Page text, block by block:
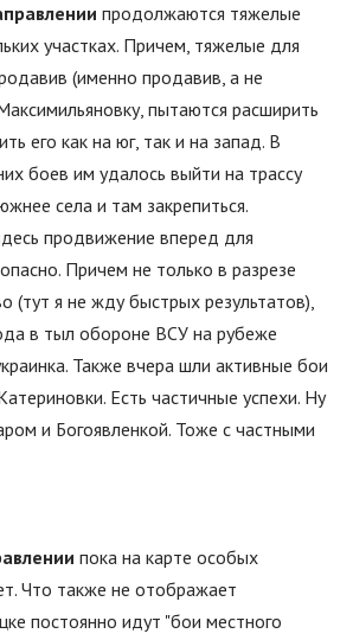
продолжаются тяжелые
участках. Причем, тяжелые для
(именно продавив, а не
пытаются расширить
его как на юг, так и на запад. В
боев им удалось выйти на трассу
села и там закрепиться.
продвижение вперед для
Причем не только в разрезе
(тут я не жду быстрых результатов),
в тыл обороне ВСУ на рубеже
Также вчера шли активные бои
Есть частичные успехи. Ну
и Богоявленкой. Тоже с частными
пока на карте особых
Что также не отображает
постоянно идут "бои местного